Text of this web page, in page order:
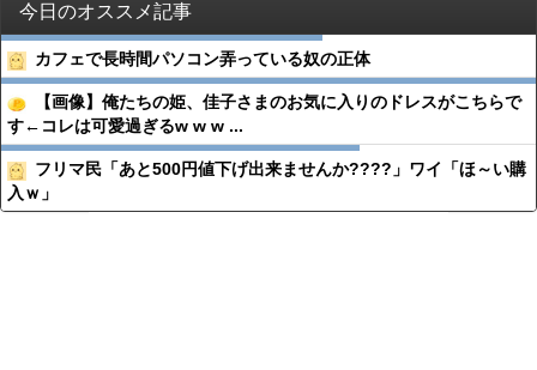
今日のオススメ記事
カフェで長時間パソコン弄っている奴の正体
【画像】俺たちの姫、佳子さまのお気に入りのドレスがこちらで
す←コレは可愛過ぎるw w w ...
フリマ民「あと500円値下げ出来ませんか????」ワイ「ほ～い購
入ｗ」